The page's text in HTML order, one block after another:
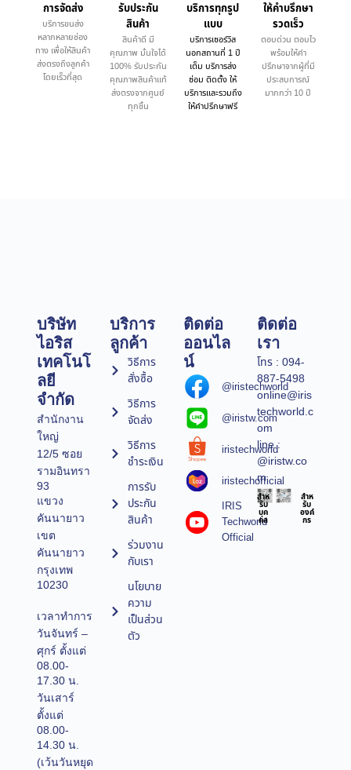
การจัดส่ง
บริการขนส่ง
หลากหลายช่อง
ทาง เพื่อให้สินค้า
ส่งตรงถึงลูกค้า
โดยเร็วที่สุด
รับประกัน
สินค้า
สินค้าดี มี
คุณภาพ มั่นใจได้
100% รับประกัน
คุณภาพสินค้าแท้
ส่งตรงจากศูนย์
ทุกชิ้น
บริการทุกรูป
แบบ
บริการเซอร์วิส
นอกสถานที่ 1 ปี
เต็ม บริการส่ง
ซ่อม ติดตั้ง ให้
บริการและรวมถึง
ให้คำปรึกษาฟรี
ให้คำบรึกษา
รวดเร็ว
ตอบด่วน ตอบไว
พร้อมให้คำ
ปรึกษาจากผู้ที่มี
ประสบการณ์
มากกว่า 10 ปี
บริษัท
ไอริส
เทคโนโ
ลยี
จำกัด
สำนักงาน
ใหญ่
12/5 ซอย
รามอินทรา
93
แขวง
คันนายาว
เขต
คันนายาว
กรุงเทพ
10230
เวลาทำการ
วันจันทร์ –
ศุกร์ ตั้งแต่
08.00-
17.30 น.
วันเสาร์
ตั้งแต่
08.00-
14.30 น.
(เว้นวันหยุด
บริการ
ลูกค้า
วิธีการ
สั่งซื้อ
วิธีการ
จัดส่ง
วิธีการ
ชำระเงิน
การรับ
ประกัน
สินค้า
ร่วมงาน
กับเรา
นโยบาย
ความ
เป็นส่วน
ตัว
ติดต่อ
ออนไล
น์
@iristechworld
@iristw.com
iristechworld
iristechofficial
IRIS
Techworld
Official
ติดต่อ
เรา
โทร : 094-
887-5498
online@iris
techworld.c
om
line :
@iristw.co
m
สำห
รับ
บุค
คล
สำห
รับ
องค์
กร